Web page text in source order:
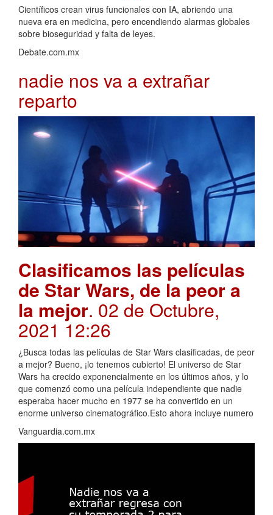
Científicos crean virus funcionales con IA, abriendo una
nueva era en medicina, pero encendiendo alarmas globales
sobre bioseguridad y falta de leyes.
Debate.com.mx
nadie nos va a extrañar
reparto
Clasificamos las películas
de Star Wars, de la peor a
la mejor. 02 de Octubre,
2021 12:26
¿Busca todas las películas de Star Wars clasificadas, de peor
a mejor? Bueno, ¡lo tenemos cubierto! El universo de Star
Wars ha crecido exponencialmente en los últimos años, y lo
que comenzó como una película independiente que nadie
esperaba hacer mucho en 1977 se ha convertido en un
enorme universo cinematográfico.Esto ahora incluye numero
Vanguardia.com.mx